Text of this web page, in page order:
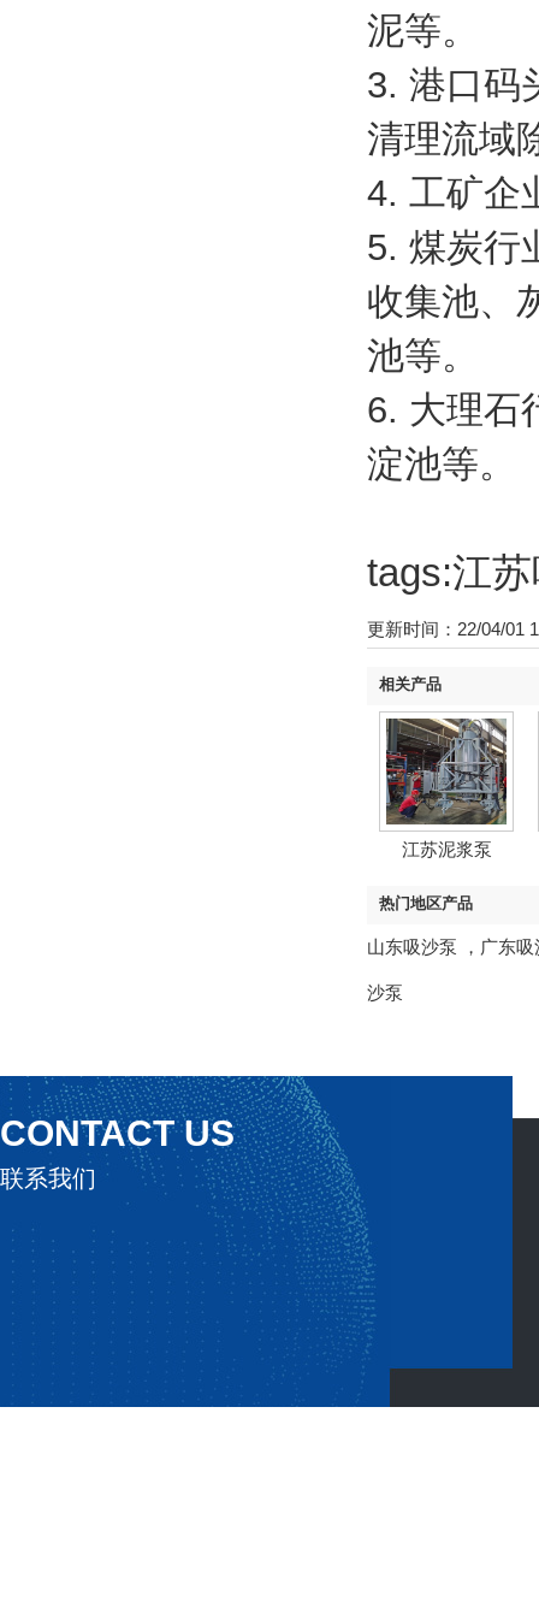
泥等。
3. 港口码
清理流域
4. 工矿企
5. 煤炭行
收集池、
池等。
6. 大理石
淀池等。
tags:江
更新时间：22/04/01
相关产品
江苏泥浆泵
热门地区产品
山东吸沙泵 ， 广东吸
沙泵
CONTACT US
联系我们